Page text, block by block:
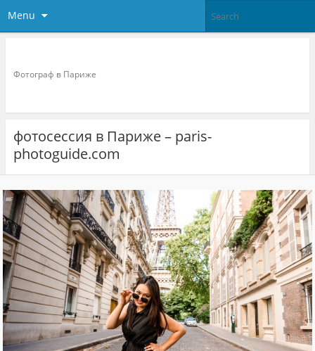
Menu
Фотограф в Париже
фотосессия в Париже – paris-
photoguide.com